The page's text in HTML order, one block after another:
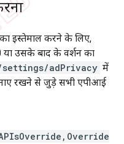
इस्तेमाल करने के लिए,
उसके बाद के वर्शन का
settings/adPrivacy में
रखने से जुड़े सभी एपीआई